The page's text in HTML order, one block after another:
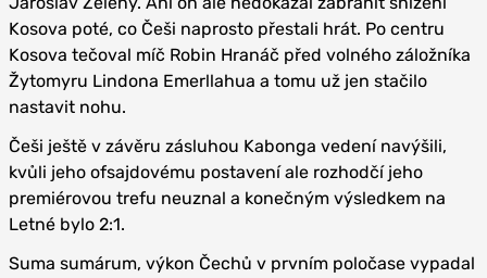
Kosova poté, co Češi naprosto přestali hrát. Po centru
Kosova tečoval míč Robin Hranáč před volného záložníka
Žytomyru Lindona Emerllahua a tomu už jen stačilo
nastavit nohu.
Češi ještě v závěru zásluhou Kabonga vedení navýšili,
kvůli jeho ofsajdovému postavení ale rozhodčí jeho
premiérovou trefu neuznal a konečným výsledkem na
Letné bylo 2:1.
Suma sumárum, výkon Čechů v prvním poločase vypadal